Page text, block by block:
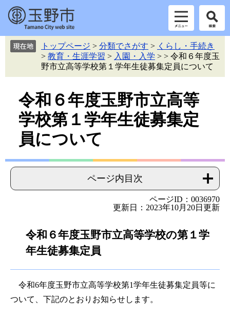
へ
トップページ > 分類でさがす > くらし・手続き
> 教育・生涯学習 > 入園・入学 > > 令和６年度玉
野市立高等学校第１学年生徒募集定員について
令和６年度玉野市立高等
学校第１学年生徒募集定
員について
ページ内目次
ページID：0036970
更新日：2023年10月20日更新
令和６年度玉野市立高等学校の第１学
年生徒募集定員
令和6年度玉野市立高等学校第1学年生徒募集定員等に
ついて、下記のとおりお知らせします。